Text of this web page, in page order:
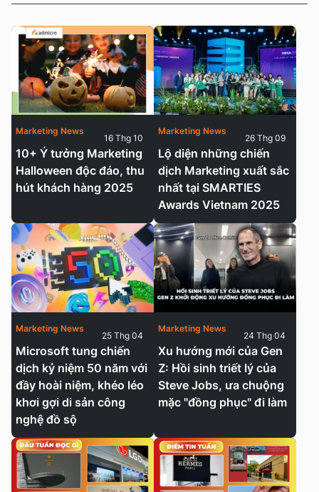
10+ Ý tưởng Marketing
Halloween độc đáo, thu
hút khách hàng 2025
Marketing News
16 Thg 10
Lộ diện những chiến
dịch Marketing xuất sắc
nhất tại SMARTIES
Awards Vietnam 2025
Marketing News
26 Thg 09
Microsoft tung chiến
dịch kỷ niệm 50 năm với
đầy hoài niệm, khéo léo
khơi gợi di sản công
nghệ đồ sộ
Marketing News
25 Thg 04
Xu hướng mới của Gen
Z: Hồi sinh triết lý của
Steve Jobs, ưa chuộng
mặc "đồng phục" đi làm
Marketing News
24 Thg 04